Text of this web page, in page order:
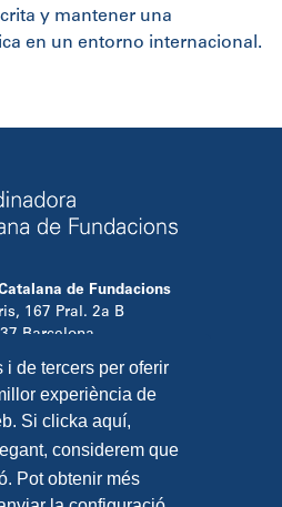
de tercers per oferir
experiència de
Si clicka aquí,
considerem que
Pot obtenir més
y mantener una
en un entorno internacional.
de Fundacions
167 Pral. 2a B
Barcelona
881 480
Contacta